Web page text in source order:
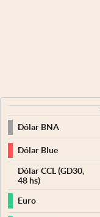
Dólar BNA
Dólar Blue
Dólar CCL (GD30,
48 hs)
Euro